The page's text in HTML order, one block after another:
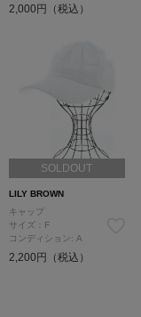
2,000円（税込）
SOLDOUT
LILY BROWN
キャップ
サイズ：F
コンディション: A
2,200円（税込）